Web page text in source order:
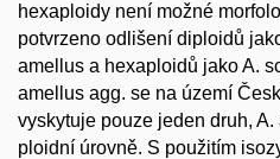
hexaploidy není možné
potvrzeno odlišení diploidů
amellus a hexaploidů jako A.
amellus agg. se na území
vyskytuje pouze jeden druh,
ploidní úrovně. S použitím